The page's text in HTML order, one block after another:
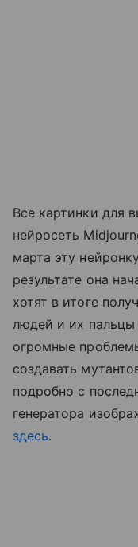
Все картинки для
нейросеть
марта эту
результате она
хотят в итоге
людей и их
огромные
создавать
подробно с
генератора
здесь.